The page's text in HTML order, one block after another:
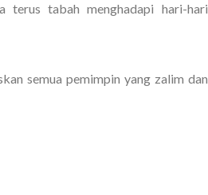
terus tabah menghadapi hari-hari
semua pemimpin yang zalim dan